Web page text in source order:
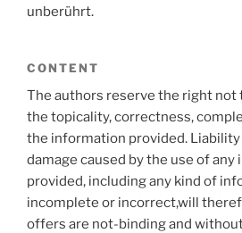
unberührt.
CONTENT
The authors reserve the right not
the topicality, correctness,
the information provided.
damage caused by the use of
provided, including any kind of
incomplete or incorrect,will
offers are not-binding and